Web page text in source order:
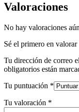
Valoraciones
No hay valoraciones
Sé el primero en
Tu dirección de correo
obligatorios están
Tu puntuación *
Tu valoración *